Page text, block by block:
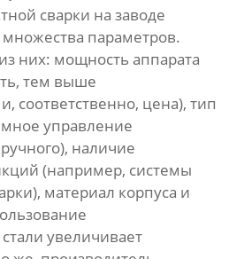
сварки на заводе
параметров.
них: мощность аппарата
тем выше
соответственно, цена), тип
управление
наличие
(например, системы
материал корпуса и
увеличивает